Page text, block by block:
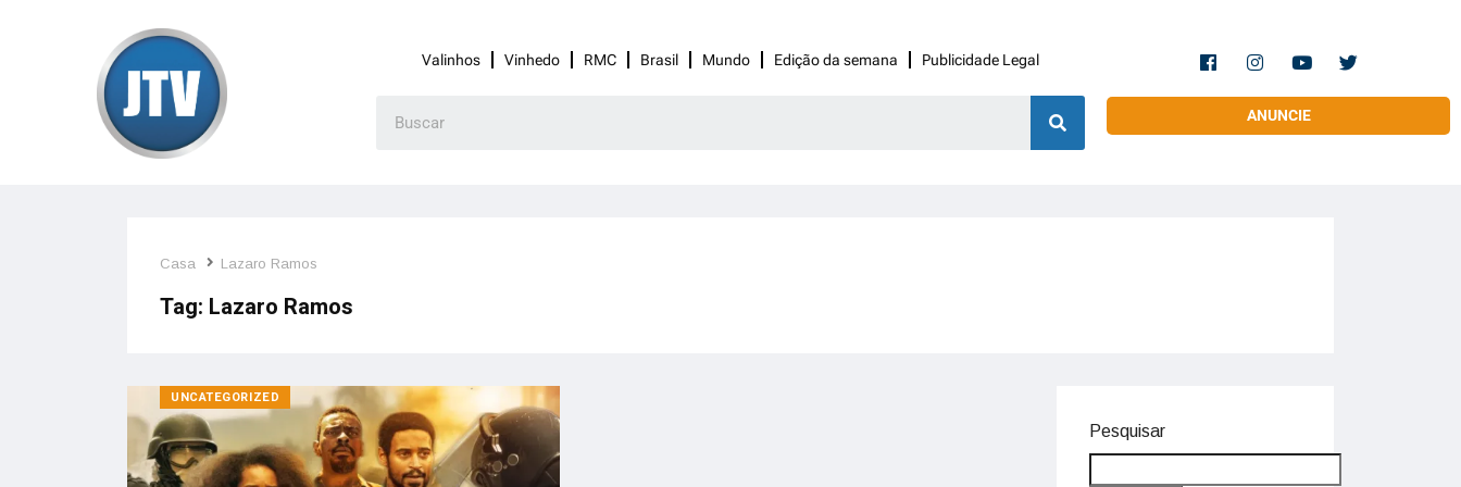
Valinhos Vinhedo RMC Brasil Mundo Edição da semana Publicidade Legal
ANUNCIE
Casa Lazaro Ramos
Tag: Lazaro Ramos
UNCATEGORIZED
Pesquisar